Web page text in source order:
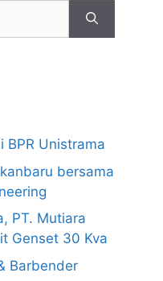
BPR Unistrama
bersama
PT. Mutiara
Genset 30 Kva
Barbender